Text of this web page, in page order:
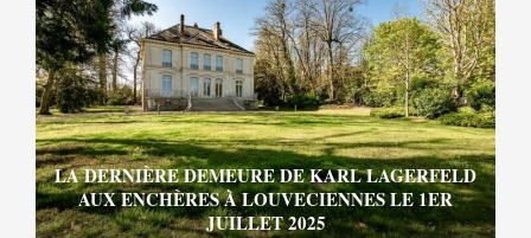
LA DERNIÈRE DEMEURE DE KARL LAGERFELD
AUX ENCHÈRES À LOUVECIENNES LE 1ER
JUILLET 2025